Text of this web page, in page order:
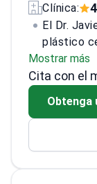
Clínica:
El Dr.
plástico
30 años
cirugía
Hospital
Mostrar más
Cita con el
Obtenga